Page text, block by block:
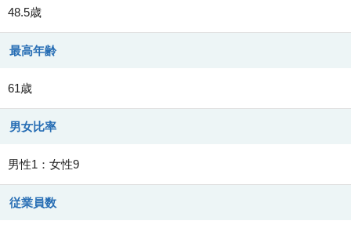
48.5歳
最高年齢
61歳
男女比率
男性1：女性9
従業員数